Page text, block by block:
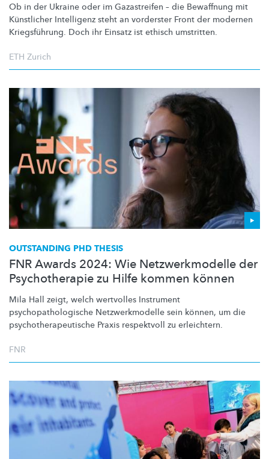
Ob in der Ukraine oder im Gazastreifen – die Bewaffnung mit
Künstlicher Intelligenz steht an vorderster Front der modernen
Kriegsführung. Doch ihr Einsatz ist ethisch umstritten.
ETH Zurich
OUTSTANDING PHD THESIS
FNR Awards 2024: Wie Netzwerkmodelle der
Psychotherapie zu Hilfe kommen können
Mila Hall zeigt, welch wertvolles Instrument
psychopathologische Netzwerkmodelle sein können, um die
psychotherapeutische Praxis respektvoll zu erleichtern.
FNR